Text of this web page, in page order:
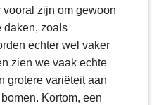
zijn om gewoon
daken, zoals
echter wel vaker
zien we vaak echte
grotere variëteit aan
Kortom, een